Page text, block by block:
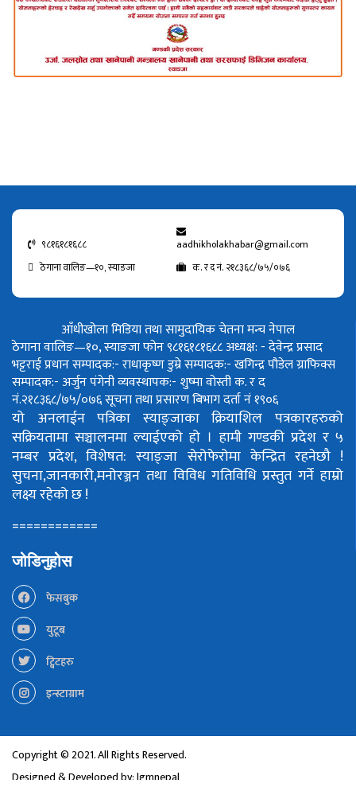
९८१६१८१६८८
aadhikholakhabar@gmail.com
ठेगाना वालिङ—१०, स्याङजा
क. र द नं. २१८३६८/७५/०७६
आँधीखोला मिडिया तथा सामुदायिक चेतना मन्च नेपाल
ठेगाना वालिङ—१०, स्याङजा फोन ९८१६१८१६८८अध्यक्ष: - देवेन्द्र प्रसाद
भट्टराईप्रधान सम्पादक:- राधाकृष्ण डुम्रेसम्पादक:- खगिन्द्र पौडेलग्राफिक्स
सम्पादक:- अर्जुन पंगेनीव्यवस्थापक:- शुष्मा वोस्तीक. र द
नं.२१८३६८/७५/०७६सूचना तथा प्रसारण बिभाग दर्ता नं १९०६
यो अनलाईन पत्रिका स्याङ्जाका क्रियाशिल पत्रकारहरुको
सक्रियतामा सञ्चालनमा ल्याईएको हो । हामी गण्डकी प्रदेश र ५
नम्बर प्रदेश, विशेषत: स्याङ्जा सेरोफेरोमा केन्द्रित रहनेछौ !
सुचना,जानकारी,मनोरञ्जन तथा विविध गतिविधि प्रस्तुत गर्ने हाम्रो
लक्ष्य रहेको छ !
============
जोडिनुहोस
फेसबुक
युटूब
ट्विटहरु
इन्स्टाग्राम
Copyright © 2021. All Rights Reserved.
Designed & Developed by:lgmnepal